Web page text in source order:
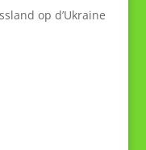
op d’Ukraine